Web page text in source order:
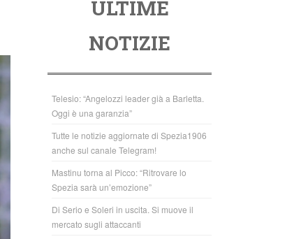
o
o
k
tt
er
at
s
A
p
p
ULTIME
NOTIZIE
Telesio: “Angelozzi leader già a Barletta.
Oggi è una garanzia”
Tutte le notizie aggiornate di Spezia1906
anche sul canale Telegram!
Mastinu torna al Picco: “Ritrovare lo
Spezia sarà un’emozione”
Di Serio e Soleri in uscita. Si muove il
mercato sugli attaccanti